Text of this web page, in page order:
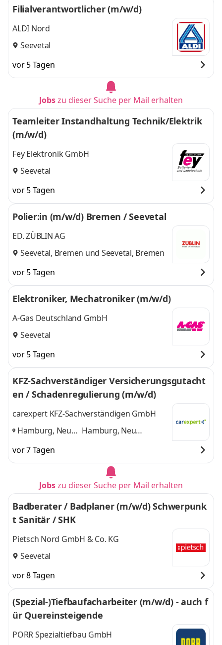
Filialverantwortlicher (m/w/d)
ALDI Nord
Seevetal
vor 5 Tagen
Jobszu dieser Suche per Mail erhalten
Teamleiter Instandhaltung Technik/Elektrik
(m/w/d)
Fey Elektronik GmbH
Seevetal
vor 5 Tagen
Polier:in (m/w/d) Bremen / Seevetal
ED. ZÜBLIN AG
Seevetal, Bremen und Seevetal, Bremen
vor 5 Tagen
Elektroniker, Mechatroniker (m/w/d)
A-Gas Deutschland GmbH
Seevetal
vor 5 Tagen
KFZ-Sachverständiger Versicherungsgutacht
en / Schadenregulierung (m/w/d)
carexpert KFZ-Sachverständigen GmbH
Hamburg, Neu
Seevetal,
Hamburg, Neu
vor 7 Tagen
Jobszu dieser Suche per Mail erhalten
Badberater / Badplaner (m/w/d) Schwerpunk
t Sanitär / SHK
Pietsch Nord GmbH & Co. KG
Seevetal
vor 8 Tagen
(Spezial-)Tiefbaufacharbeiter (m/w/d) - auch f
ür Quereinsteigende
PORR Spezialtiefbau GmbH